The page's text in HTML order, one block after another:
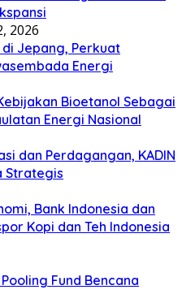
2026
Jepang, Perkuat
Energi
Bioetanol Sebagai
Energi Nasional
dan Perdagangan, KADIN
Strategis
Bank Indonesia dan
Kopi dan Teh Indonesia
Fund Bencana